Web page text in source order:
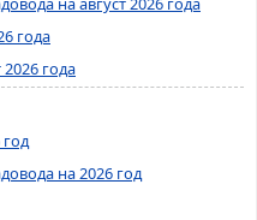
года
года
на 2026 год